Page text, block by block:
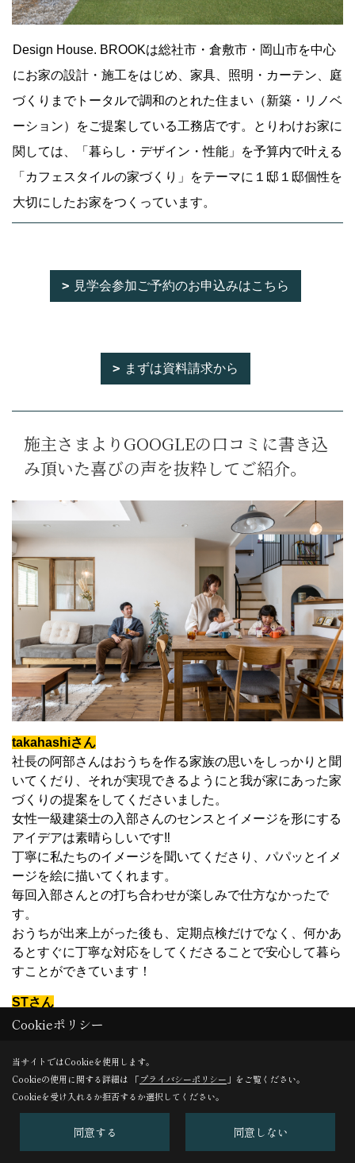
Design House. BROOKは総社市・倉敷市・岡山市を中心
にお家の設計・施工をはじめ、家具、照明・カーテン、庭
づくりまでトータルで調和のとれた住まい（新築・リノベ
ーション）をご提案している工務店です。とりわけお家に
関しては、「暮らし・デザイン・性能」を予算内で叶える
「カフェスタイルの家づくり」をテーマに１邸１邸個性を
大切にしたお家をつくっています。
見学会参加ご予約のお申込みはこちら
まずは資料請求から
施主さまよりGOOGLEの口コミに書き込
み頂いた喜びの声を抜粋してご紹介。
takahashiさん
社長の阿部さんはおうちを作る家族の思いをしっかりと聞
いてくだり、それが実現できるようにと我が家にあった家
づくりの提案をしてくださいました。
女性一級建築士の入部さんのセンスとイメージを形にする
アイデアは素晴らしいです‼︎
丁寧に私たちのイメージを聞いてくださり、パパッとイメ
ージを絵に描いてくれます。
毎回入部さんとの打ち合わせが楽しみで仕方なかったで
す。
おうちが出来上がった後も、定期点検だけでなく、何かあ
るとすぐに丁寧な対応をしてくださることで安心して暮ら
すことができています！
STさん
家を建てようと決めてから、展示場や見学会などをたくさ
だったので家造りをお願いしました。
入部さんのセンスと設計図に一目惚れだったので、家具や
照明、カーテンなどのインテリアから外構まで全てトータ
ルコーディネートしていただきました。
知識がゼロだったので分からないことも多かったのです
が、お金のことや制度についても阿部さんが丁寧に教えて
Cookieポリシー
当サイトではCookieを使用します。
Cookieの使用に関する詳細は 「プライバシーポリシー 」をご覧ください。
Cookieを受け入れるか拒否するか選択してください。
同意する 同意しない